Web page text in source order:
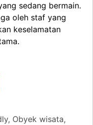
sedang bermain.
oleh staf yang
keselamatan
, Obyek wisata,